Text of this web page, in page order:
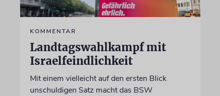
KOMMENTAR
Landtagswahlkampf mit
Israelfeindlichkeit
Mit einem vielleicht auf den ersten Blick
unschuldigen Satz macht das BSW